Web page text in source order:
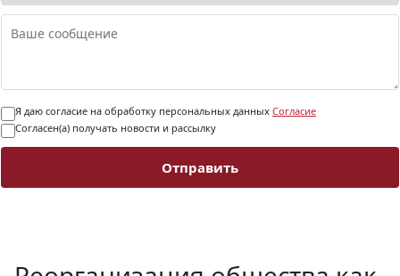
Я даю согласие на обработку персональных данных Согласие
Согласен(а) получать новости и рассылку
Отправить